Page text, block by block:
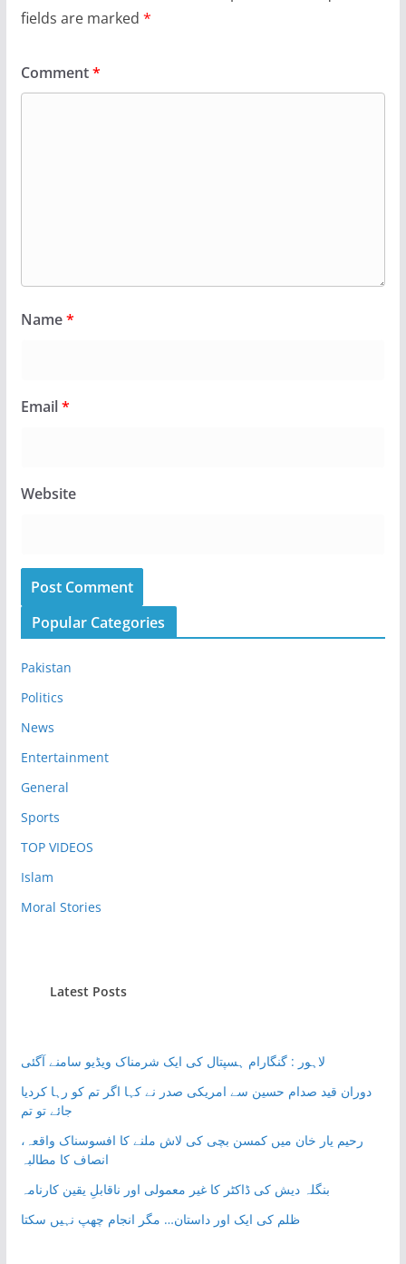
fields are marked *
Comment*
Name*
Email*
Website
Popular Categories
Pakistan
Politics
News
Entertainment
General
Sports
TOP VIDEOS
Islam
Moral Stories
Latest Posts
لاہور : گنگارام ہسپتال کی ایک شرمناک ویڈیو سامنے آگئی
دوران قید صدام حسین سے امریکی صدر نے کہا اگر تم کو رہا کردیا
جائے تو تم
رحیم یار خان میں کمسن بچی کی لاش ملنے کا افسوسناک واقعہ،
انصاف کا مطالبہ
بنگلہ دیش کی ڈاکٹر کا غیر معمولی اور ناقابلِ یقین کارنامہ
ظلم کی ایک اور داستان… مگر انجام چھپ نہیں سکتا